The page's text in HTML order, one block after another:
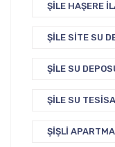
ŞILE HAŞERE
ŞILE SITE SU
ŞILE SU
ŞILE SU
ŞIŞLI